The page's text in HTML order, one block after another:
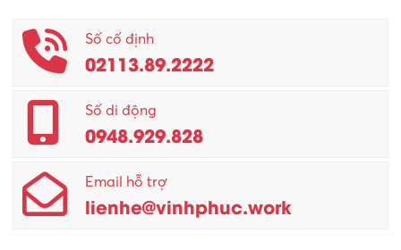
Phục vụ khác
Promotion Girl (PG)
Quản lý – Giám đốc
Quản lý chất lượng – QC
Quản lý sản xuất
Quản trị kinh doanh
Số cố định
02113.89.2222
Số di động
0948.929.828
Email hỗ trợ
lienhe@vinhphuc.work